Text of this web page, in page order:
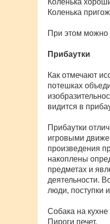
Коленька
При этом можно
Прибаутки
Как отмечают
потешках
видится в
Прибаутки
игровыми
произведения
накоплены
предметах и
деятельности.
люди, поступки
Собака на кухне
Пироги печет.